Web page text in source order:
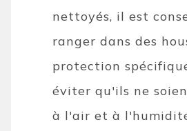
nettoyés, il est
ranger dans des
protection
éviter qu'ils ne
à l'air et à